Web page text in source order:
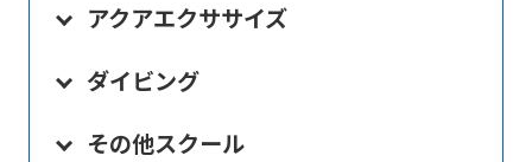
アクアエクササイズ
ダイビング
その他スクール